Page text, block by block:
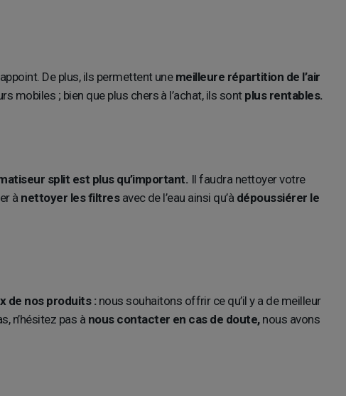
De plus, ils permettent une meilleure répartition de l’air
mobiles ; bien que plus chers à l’achat, ils sont plus rentables.
split est plus qu’important. Il faudra nettoyer votre
à nettoyer les filtresavec de l’eau ainsi qu’à dépoussiérer le
de nos produits :nous souhaitons offrir ce qu’il y a de meilleur
n’hésitez pas à nous contacter en cas de doute,nous avons